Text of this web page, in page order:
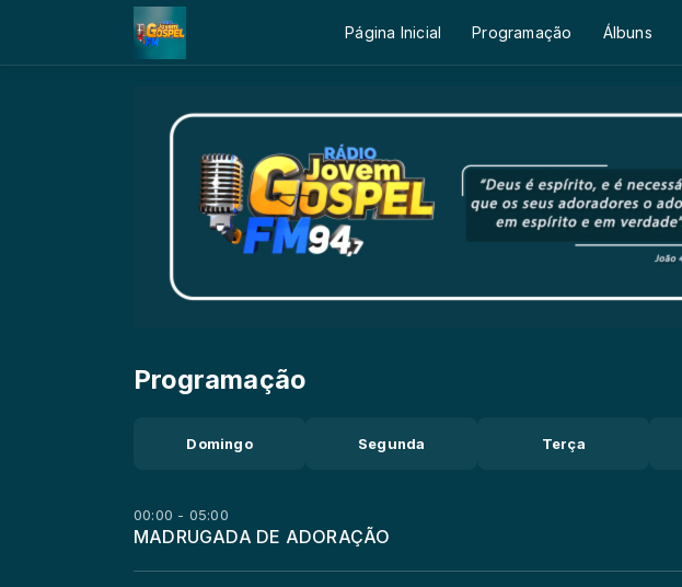
Página Inicial Programação Álbuns
Programação
Domingo Segunda Terça
00:00 - 05:00
MADRUGADA DE ADORAÇÃO